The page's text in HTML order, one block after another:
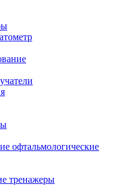
офтальмологические
тренажеры